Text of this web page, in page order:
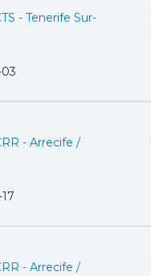
- Tenerife Sur-
- Arrecife /
- Arrecife /